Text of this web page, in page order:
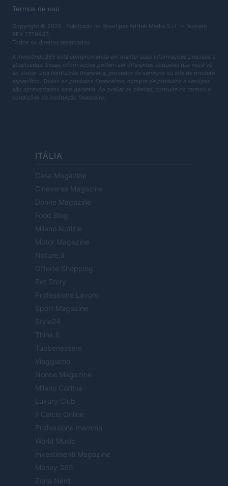
Termos de uso
Copyright © 2026 · Publicado no Brasil por AdHub Media S.r.l. — Número
REA 2729933
Todos os direitos reservados
A Investindo365 está comprometida em manter suas informações precisas e
atualizadas. Essas informações podem ser diferentes daquelas que você vê
ao visitar uma instituição financeira, provedor de serviços ou site de produto
específico. Todos os produtos financeiros, compra de produtos e serviços
são apresentados sem garantia. Ao avaliar as ofertas, consulte os termos e
condições da instituição financeira.
ITÁLIA
Casa Magazine
Cineverse Magazine
Donne Magazine
Food Blog
Milano Notizie
Motor Magazine
Notizie.it
Offerte Shopping
Pet Story
Professione Lavoro
Sport Magazine
Style24
Think.it
Tuobenessere
Viaggiamo
Nonne Magazine
Milano Cortina
Luxury Club
Il Calcio Online
Professione mamma
World Music
Investimenti Magazine
Money 365
Zona Nerd